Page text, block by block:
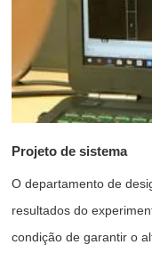
Projeto de sistema
O departamento de
resultados do
condição de garantir o